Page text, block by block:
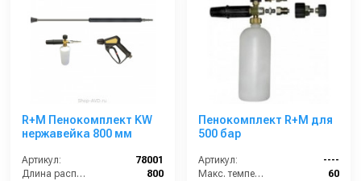
R+M Пенокомплект KW
нержавейка 800 мм
Артикул:
78001
Длина распылительного копья (мм):
800
Пенокомплект R+M для
500 бар
Артикул:
----
Макс. температура горячей воды (°C):
60